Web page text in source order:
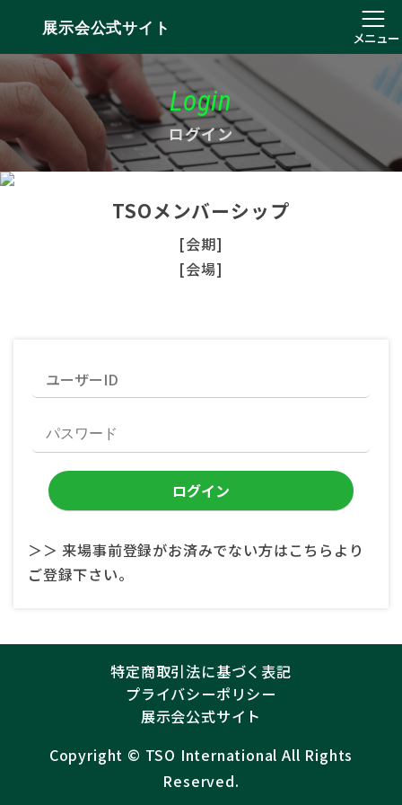
展示会公式サイト
メニュー
Login
ログイン
TSOメンバーシップ
[会期]
[会場]
＞＞ 来場事前登録がお済みでない方はこちらより
ご登録下さい。
特定商取引法に基づく表記
プライバシーポリシー
展示会公式サイト
Copyright ©︎ TSO International All Rights
Reserved.